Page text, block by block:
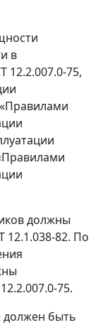
в
12.2.007.0-75,
должны
12.1.038-82. По
75.
должен быть